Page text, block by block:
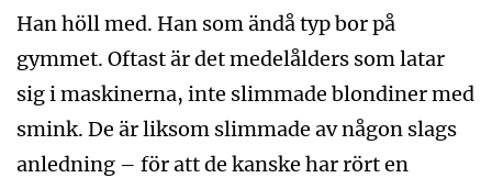
Han höll med. Han som ändå typ bor på
gymmet. Oftast är det medelålders som latar
sig i maskinerna, inte slimmade blondiner med
smink. De är liksom slimmade av någon slags
anledning – för att de kanske har rört en